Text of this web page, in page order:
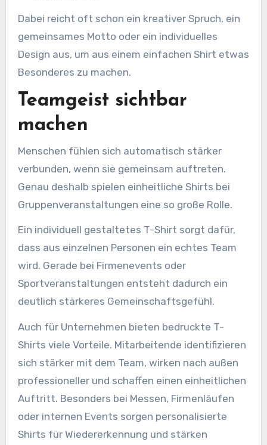
Dabei reicht oft schon ein kreativer Spruch, ein
gemeinsames Motto oder ein individuelles
Design aus, um aus einem einfachen Shirt etwas
Besonderes zu machen.
Teamgeist sichtbar
machen
Menschen fühlen sich automatisch stärker
verbunden, wenn sie gemeinsam auftreten.
Genau deshalb spielen einheitliche Shirts bei
Gruppenveranstaltungen eine so große Rolle.
Ein individuell gestaltetes T-Shirt sorgt dafür,
dass aus einzelnen Personen ein echtes Team
wird. Gerade bei Firmenevents oder
Sportveranstaltungen entsteht dadurch ein
deutlich stärkeres Gemeinschaftsgefühl.
Auch für Unternehmen bieten bedruckte T-
Shirts viele Vorteile. Mitarbeitende identifizieren
sich stärker mit dem Team, wirken nach außen
professioneller und schaffen einen einheitlichen
Auftritt. Besonders bei Messen, Firmenläufen
oder internen Events sorgen personalisierte
Shirts für Wiedererkennung und stärken